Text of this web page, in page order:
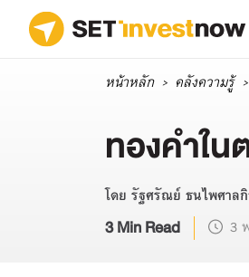
หน้าหลัก คลังความรู้
ทองคำใ
โดย รัฐศรัณย์ ธนไพศาล
3 Min Read 3